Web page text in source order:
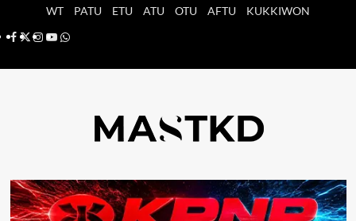
WT PATU ETU ATU OTU AFTU
KUKKIWON
Facebook
X Instagram
YouTube
Whatsapp